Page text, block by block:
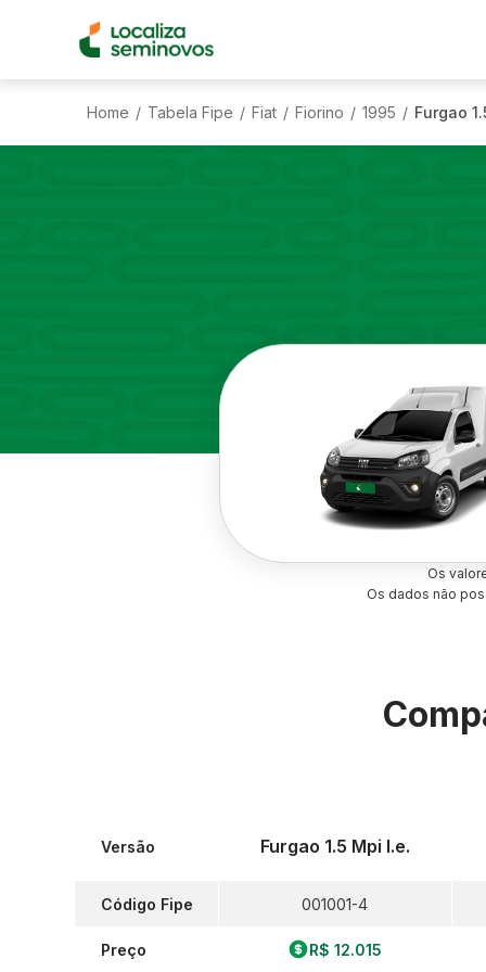
Home / Tabela Fipe / Fiat / Fiorino / 1995 / Furgao
Os
Os dados não
Versão
Código Fipe
Preço
Furgao 1.5 Mpi I.e.
001001-4
R$ 12.015